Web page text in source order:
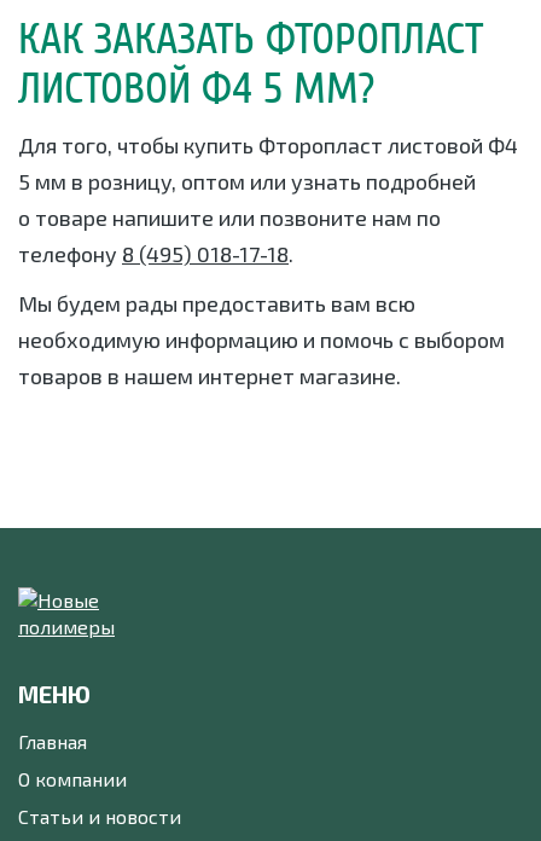
КАК ЗАКАЗАТЬ ФТОРОПЛАСТ
ЛИСТОВОЙ Ф4 5 ММ?
Для того, чтобы купить Фторопласт листовой Ф4
5 мм в розницу, оптом или узнать подробней
о товаре напишите или позвоните нам по
телефону 8 (495) 018-17-18.
Мы будем рады предоставить вам всю
необходимую информацию и помочь с выбором
товаров в нашем интернет магазине.
МЕНЮ
Главная
О компании
Статьи и новости